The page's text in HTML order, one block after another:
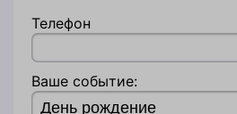
Комментарий
Телефон
Телефон
Ваше событие: